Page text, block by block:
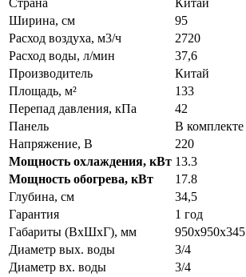
Страна
Китай
Ширина, см
95
Расход воздуха, м3/ч
2720
Расход воды, л/мин
37,6
Производитель
Китай
Площадь, м²
133
Перепад давления, кПа
42
Панель
В комплекте
Напряжение, В
220
Мощность охлаждения, кВт 13.3
Мощность обогрева, кВт
17.8
Глубина, см
34,5
Гарантия
1 год
Габариты (ВxШxГ), мм
950х950х345
Диаметр вых. воды
3/4
Диаметр вх. воды
3/4